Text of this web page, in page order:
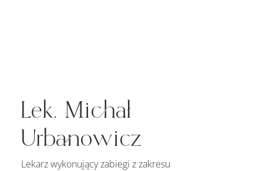
Lek. Michał
Urbanowicz
Lekarz wykonujący zabiegi z zakresu